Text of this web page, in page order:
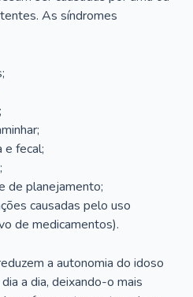
As síndromes
e fecal;
de planejamento;
causadas pelo uso
de medicamentos).
a autonomia do idoso
a dia, deixando-o mais